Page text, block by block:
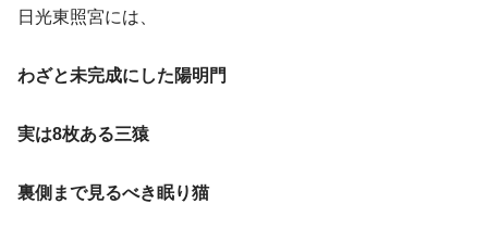
日光東照宮には、
わざと未完成にした陽明門
実は8枚ある三猿
裏側まで見るべき眠り猫